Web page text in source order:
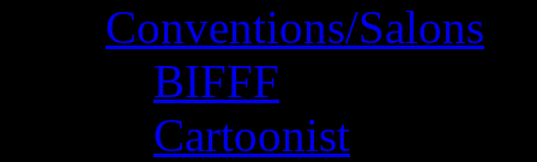
Conventions/Salons
BIFFF
Cartoonist